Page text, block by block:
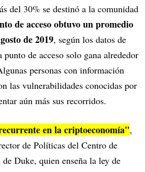
del 30% se destinó a la comunidad
de acceso obtuvo un promedio
de 2019, según los datos de
de acceso solo gana alrededor
personas con información
las vulnerabilidades conocidas por
aún más sus recorridos.
en la criptoeconomía",
de Políticas del Centro de
Duke, quien enseña la ley de